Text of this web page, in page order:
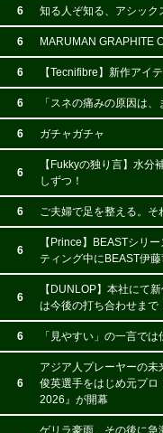
6 知る人ぞ知る、アシック
6 MARUMAN GRAPHITE
6 【Tecnifibre】新作アイ
6 「スネの痛みの原因は
6 ガチャガチャ
6
【Fukkyの独り言】水
しずつ！
6 ご夫婦で足を整える。そ
6
【Prince】BEASTシリ
ティング中にBEAST伊
6
【DUNLOP】本社にて
は今後の打ち合わせまで
6 「見やすい」の一言で
6
アジア人プレーヤーの
俊英選手をはじめ元プロ
2026』が開幕
ゲリラ豪雨…その後に急